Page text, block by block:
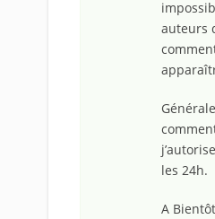
auteurs
les 24h.
A Bientôt